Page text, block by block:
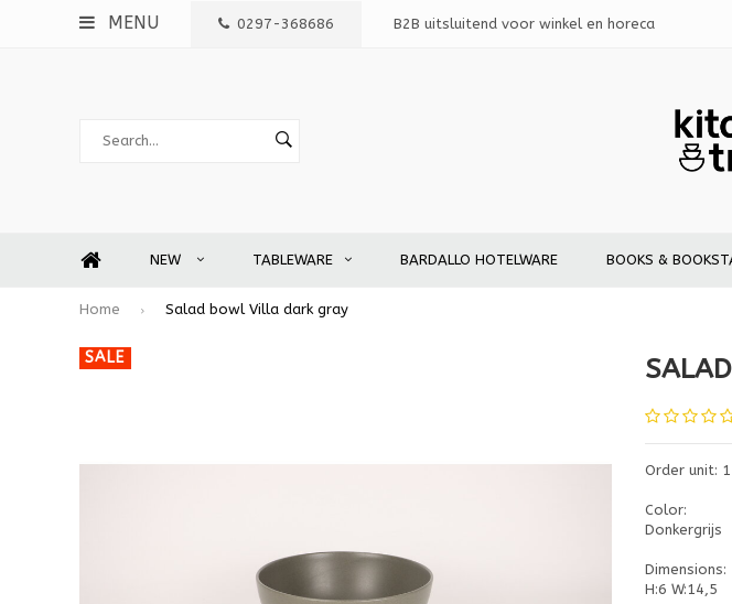
MENU 0297-368686 B2B uitsluitend voor winkel en horeca
NEW TABLEWARE BARDALLO HOTELWARE BOOKS &
Home Salad bowl Villa dark gray
SALE
Order unit: 1
Color:
Donkergrijs
Dimensions:
H:6 W:14,5